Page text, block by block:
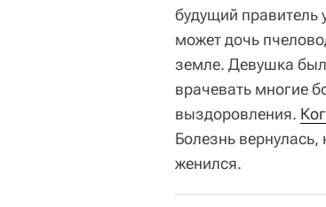
будущий правитель
может дочь
земле. Девушка
врачевать многие
выздоровления.
Болезнь
женился.